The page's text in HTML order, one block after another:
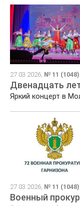
27.03.2026, № 11 (1048)
Двенадцать
Яркий концерт в
27.03.2026, № 11 (1048)
Военный